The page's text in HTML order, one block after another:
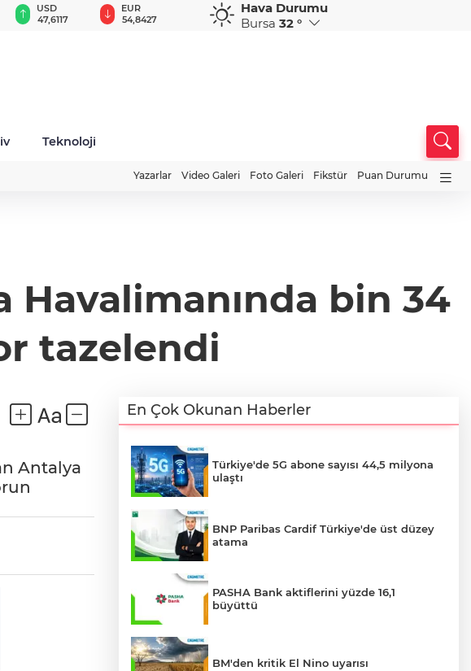
EUR
54,8427
GBP
63,9442
CHF
58,5386
CAD
33,9695
Hava Durumu
Bursa 32 °
Teknoloji
Yazarlar Video Galeri Foto Galeri Fikstür Puan Durumu
Havalimanında bin 34
tazelendi
Antalya
En Çok Okunan Haberler
Türkiye'de 5G abone sayısı 44,5 milyona
ulaştı
BNP Paribas Cardif Türkiye'de üst düzey
atama
PASHA Bank aktiflerini yüzde 16,1
büyüttü
BM'den kritik El Nino uyarısı